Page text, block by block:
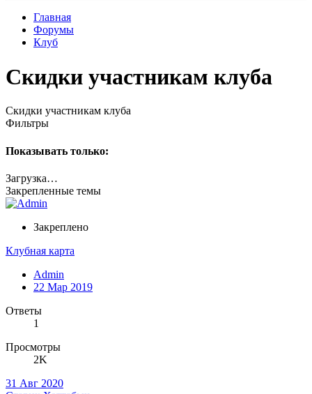
Главная
Форумы
Клуб
Скидки участникам клуба
Скидки участникам клуба
Фильтры
Показывать только:
Загрузка…
Закрепленные темы
Закреплено
Клубная карта
Admin
22 Мар 2019
Ответы
1
Просмотры
2K
31 Авг 2020